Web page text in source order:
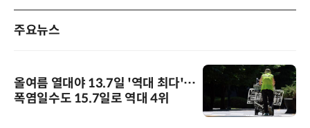
주요뉴스
올여름 열대야 13.7일 '역대 최다'…
폭염일수도 15.7일로 역대 4위